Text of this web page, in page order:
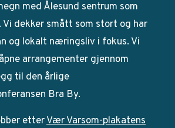
med Ålesund sentrum som
Vi dekker smått som stort og har
og lokalt næringsliv i fokus. Vi
arrangementer gjennom
til den årlige
Bra By.
etterVær Varsom-plakatens